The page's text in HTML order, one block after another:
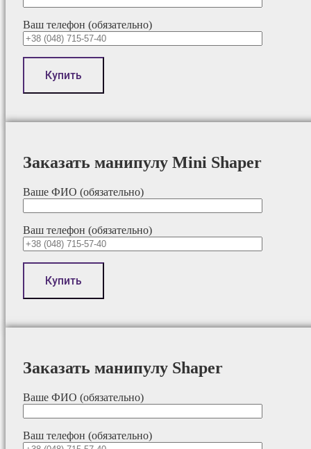
Ваш телефон (обязательно)
Заказать манипулу Mini Shaper
Ваше ФИО (обязательно)
Ваш телефон (обязательно)
Заказать манипулу Shaper
Ваше ФИО (обязательно)
Ваш телефон (обязательно)